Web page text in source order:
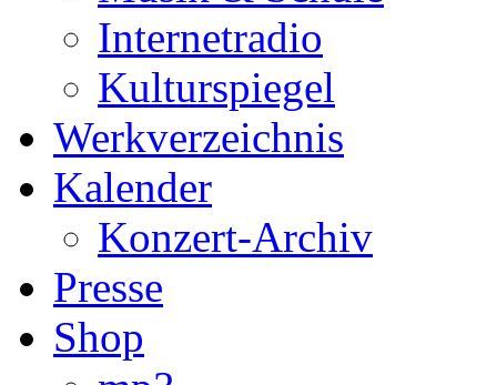
Internetradio
Kulturspiegel
Werkverzeichnis
Kalender
Konzert-Archiv
Presse
Shop